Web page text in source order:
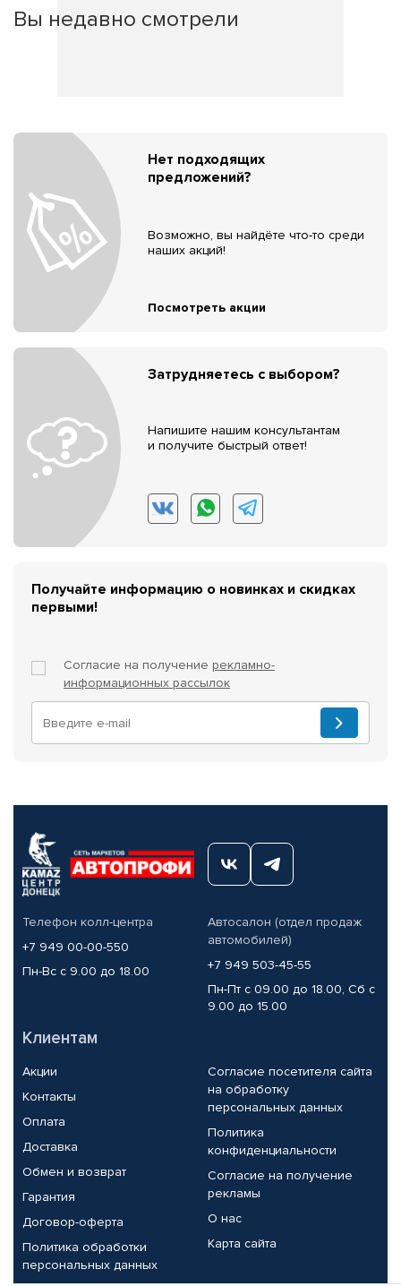
Вы недавно смотрели
Нет подходящих
предложений?
Возможно, вы найдёте что-то среди
наших акций!
Посмотреть акции
Затрудняетесь с выбором?
Напишите нашим консультантам
и получите быстрый ответ!
Получайте информацию о новинках и скидках
первыми!
Согласие на получение рекламно-
информационных рассылок
Телефон колл-центра
+7 949 00-00-550
Пн-Вс с 9.00 до 18.00
Автосалон (отдел продаж
автомобилей)
+7 949 503-45-55
Пн-Пт с 09.00 до 18.00, Сб с
9.00 до 15.00
Клиентам
Акции
Контакты
Оплата
Доставка
Обмен и возврат
Гарантия
Договор-оферта
Политика обработки
персональных данных
Согласие посетителя сайта
на обработку
персональных данных
Политика
конфиденциальности
Согласие на получение
рекламы
О нас
Карта сайта